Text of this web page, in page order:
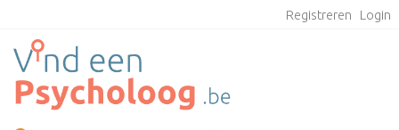
Registreren Login